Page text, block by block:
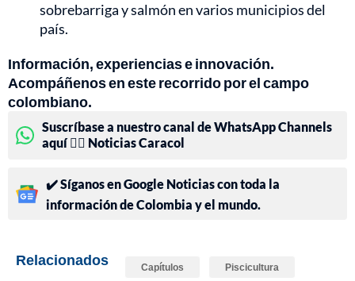
sobrebarriga y salmón en varios municipios del
país.
Información, experiencias e innovación.
Acompáñenos en este recorrido por el campo
colombiano.
Suscríbase a nuestro canal de WhatsApp Channels
aquí 👉🏻 Noticias Caracol
✔️ Síganos en Google Noticias con toda la
información de Colombia y el mundo.
Relacionados Capítulos Piscicultura